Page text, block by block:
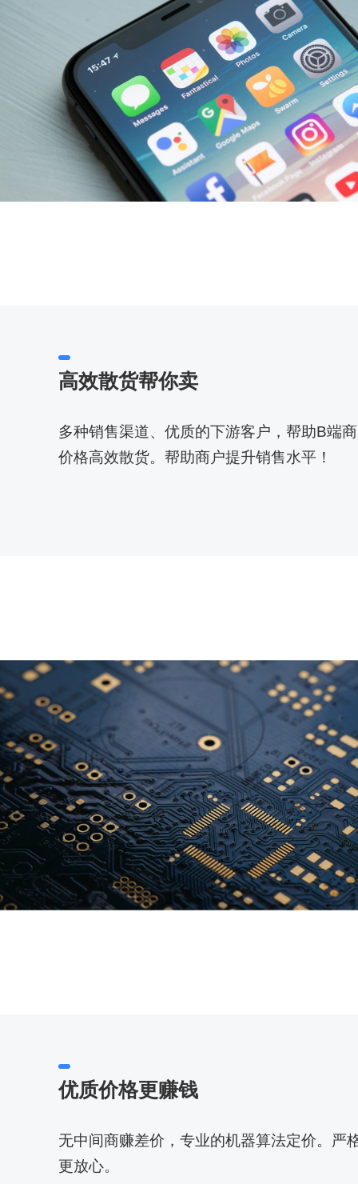
高效散货帮你卖
多种销售渠道、优质的下游客户，帮助B端
价格高效散货。帮助商户提升销售水平！
优质价格更赚钱
无中间商赚差价，专业的机器算法定价。严
更放心。